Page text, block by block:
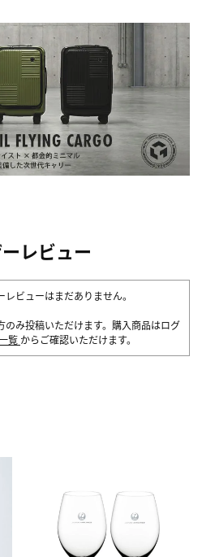
レビュー
ビューはまだありません。
のみ投稿いただけます。購入商品はログ
覧 からご確認いただけます。